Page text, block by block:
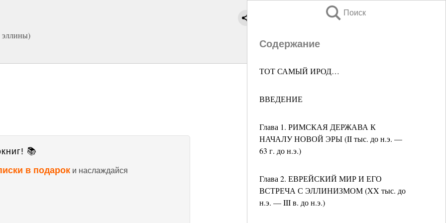
Поиск
Содержание
ТОТ САМЫЙ ИРОД…
ВВЕДЕНИЕ
Глава 1. РИМСКАЯ ДЕРЖАВА К
НАЧАЛУ НОВОЙ ЭРЫ (II тыс. до н.э. —
63 г. до н.э.)
Глава 2. ЕВРЕЙСКИЙ МИР И ЕГО
ВСТРЕЧА С ЭЛЛИНИЗМОМ (XX тыс. до
н.э. — III в. до н.э.)
📚
в подарок и наслаждайся